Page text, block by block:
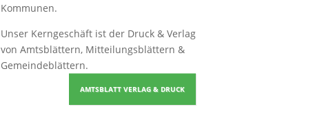
Kommunen.
Unser Kerngeschäft ist der Druck & Verlag
von Amtsblättern, Mitteilungsblättern &
Gemeindeblättern.
AMTSBLATT VERLAG & DRUCK